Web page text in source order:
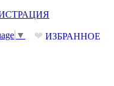
❤ ИЗБРАННОЕ
▼